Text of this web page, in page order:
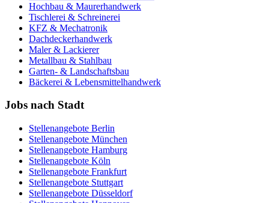
Hochbau & Maurerhandwerk
Tischlerei & Schreinerei
KFZ & Mechatronik
Dachdeckerhandwerk
Maler & Lackierer
Metallbau & Stahlbau
Garten- & Landschaftsbau
Bäckerei & Lebensmittelhandwerk
Jobs nach Stadt
Stellenangebote Berlin
Stellenangebote München
Stellenangebote Hamburg
Stellenangebote Köln
Stellenangebote Frankfurt
Stellenangebote Stuttgart
Stellenangebote Düsseldorf